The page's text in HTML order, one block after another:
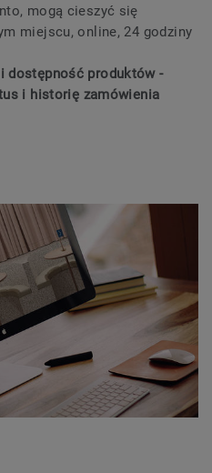
mogą cieszyć się
miejscu, online, 24 godziny
dostępność produktów -
i historię zamówienia